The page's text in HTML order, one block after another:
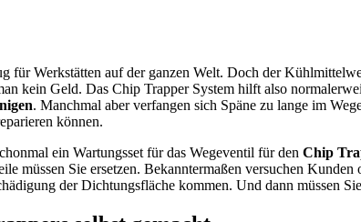
für Werkstätten auf der ganzen Welt. Doch der
kein Geld. Das Chip Trapper System hilft also
. Manchmal aber verfangen sich Späne zu lange im
können.
ein Wartungsset für das Wegeventil für den Chip
müssen Sie ersetzen. Bekanntermaßen versuchen
der Dichtungsfläche kommen. Und dann müssen